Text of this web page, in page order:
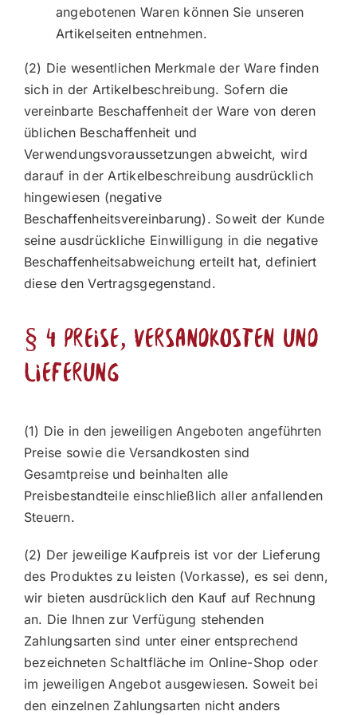
angebotenen Waren können Sie unseren
Artikelseiten entnehmen.
(2) Die wesentlichen Merkmale der Ware finden
sich in der Artikelbeschreibung. Sofern die
vereinbarte Beschaffenheit der Ware von deren
üblichen Beschaffenheit und
Verwendungsvoraussetzungen abweicht, wird
darauf in der Artikelbeschreibung ausdrücklich
hingewiesen (negative
Beschaffenheitsvereinbarung). Soweit der Kunde
seine ausdrückliche Einwilligung in die negative
Beschaffenheitsabweichung erteilt hat, definiert
diese den Vertragsgegenstand.
§ 4 Preise, Versandkosten und
Lieferung
(1) Die in den jeweiligen Angeboten angeführten
Preise sowie die Versandkosten sind
Gesamtpreise und beinhalten alle
Preisbestandteile einschließlich aller anfallenden
Steuern.
(2) Der jeweilige Kaufpreis ist vor der Lieferung
des Produktes zu leisten (Vorkasse), es sei denn,
wir bieten ausdrücklich den Kauf auf Rechnung
an. Die Ihnen zur Verfügung stehenden
Zahlungsarten sind unter einer entsprechend
bezeichneten Schaltfläche im Online-Shop oder
im jeweiligen Angebot ausgewiesen. Soweit bei
den einzelnen Zahlungsarten nicht anders